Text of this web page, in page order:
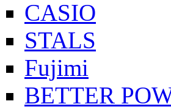
CASIO
STALS
Fujimi
BETTER